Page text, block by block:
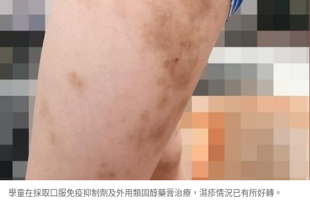
學童在採取口服免疫抑制劑及外用類固醇藥膏治療，濕疹情況已有所好轉。